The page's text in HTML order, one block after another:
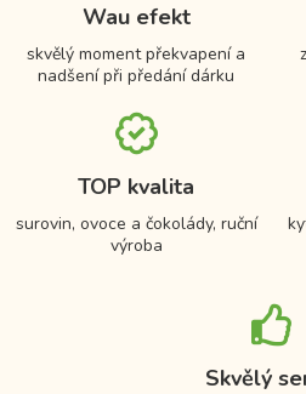
Wau efekt
skvělý moment překvapení a
nadšení při předání dárku
TOP kvalita
surovin, ovoce a čokolády, ruční
výroba
Skvělý